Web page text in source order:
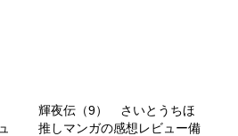
輝夜伝（9） さいとうちほ
推しマンガの感想レビュー備